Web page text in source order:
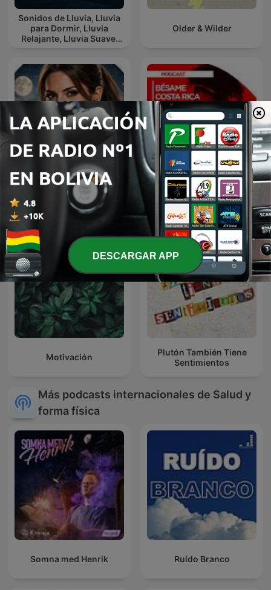
Sonidos de Lluvia, Lluvia
para Dormir, Lluvia
Relajante, Lluvia Suave,
Older & Wilder
Duerme con Lucita -
Documentales relajantes
para dormir
Bésame CR
Motivación
Plutón También Tiene
Sentimientos
Más podcasts internacionales de Salud y
forma física
Somna med Henrik Ruído Branco
DESCARGAR APP